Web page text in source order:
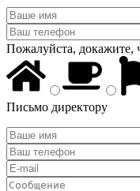
Пожалуйста, докажите,
Письмо директору